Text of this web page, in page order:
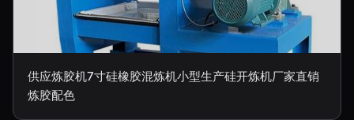
供应炼胶机7寸硅橡胶混炼机小型生产硅开炼机厂家直销
炼胶配色